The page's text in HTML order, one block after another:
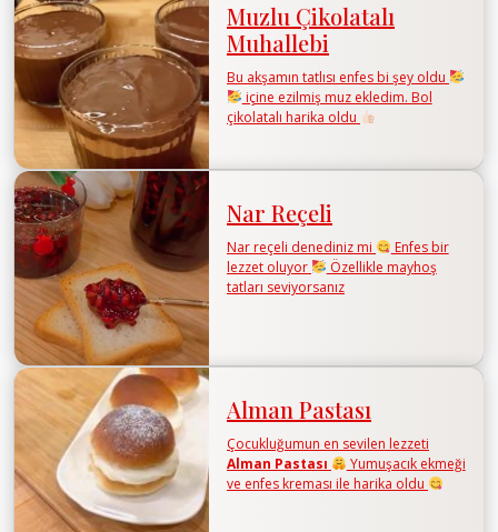
Muzlu Çikolatalı
Muhallebi
Bu akşamın tatlısı enfes bi şey oldu
içine ezilmiş muz ekledim. Bol
çikolatalı harika oldu
Nar Reçeli
Nar reçeli denediniz mi
Enfes bir
lezzet oluyor
Özellikle mayhoş
tatları seviyorsanız
Alman Pastası
Çocukluğumun en sevilen lezzeti
Alman Pastası
Yumuşacık ekmeği
ve enfes kreması ile harika oldu